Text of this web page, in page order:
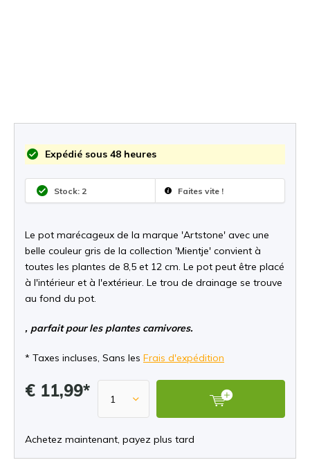
Expédié sous 48 heures
Stock: 2 Faites vite !
Le pot marécageux de la marque 'Artstone' avec une
belle couleur gris de la collection 'Mientje' convient à
toutes les plantes de 8,5 et 12 cm. Le pot peut être placé
à l'intérieur et à l'extérieur. Le trou de drainage se trouve
au fond du pot.
, parfait pour les plantes carnivores.
* Taxes incluses, Sans les Frais d'expédition
€ 11,99*
Achetez maintenant, payez plus tard